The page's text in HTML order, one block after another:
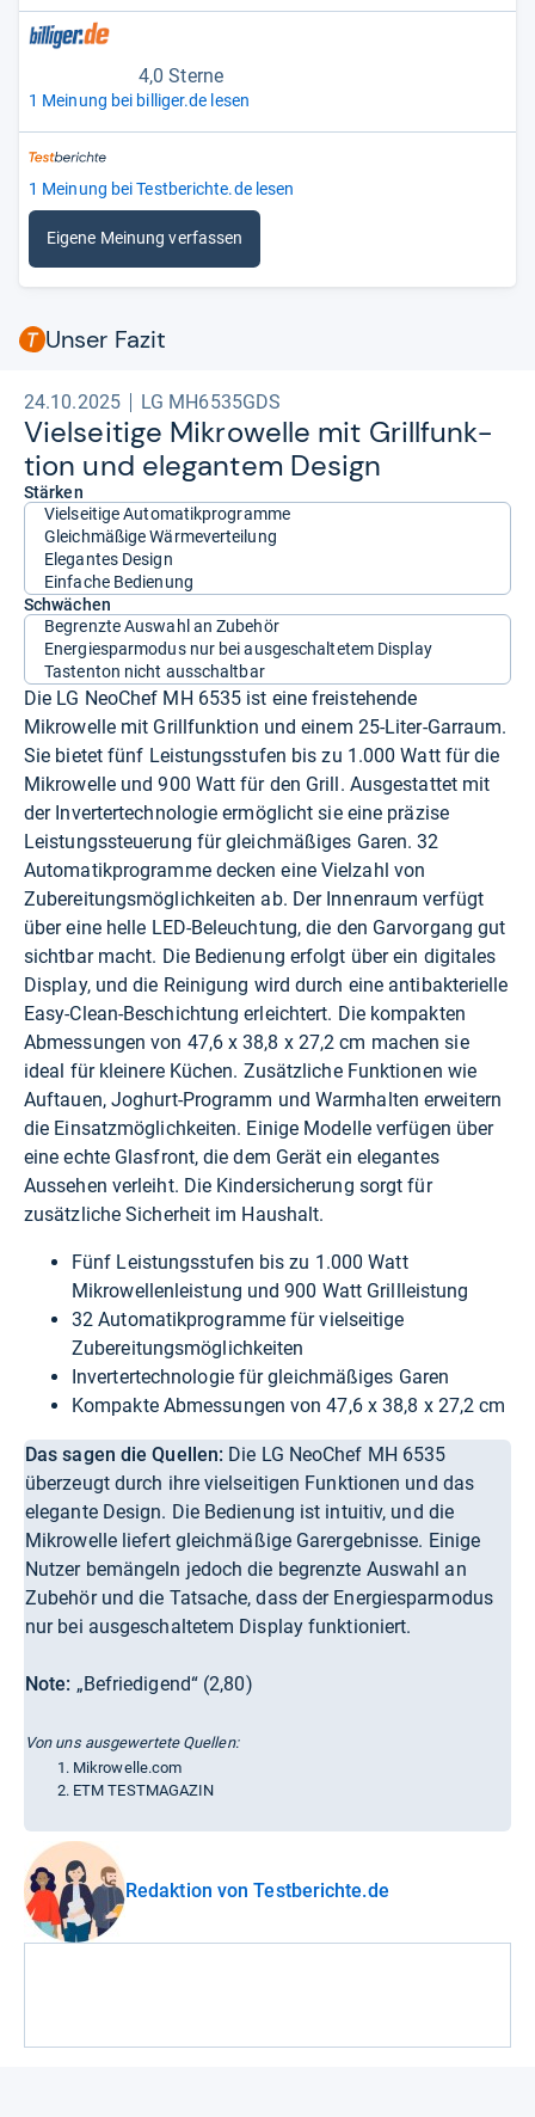
4,0 Sterne
1 Meinung bei billiger.de lesen
1 Meinung bei Testberichte.de lesen
Eigene Meinung verfassen
Unser Fazit
24.10.2025 LG MH6535GDS
Viel­sei­tige Mikro­welle mit Grill­funk­
tion und ele­gan­tem Design
Stärken
Vielseitige Automatikprogramme
Gleichmäßige Wärmeverteilung
Elegantes Design
Einfache Bedienung
Schwächen
Begrenzte Auswahl an Zubehör
Energiesparmodus nur bei ausgeschaltetem Display
Tastenton nicht ausschaltbar
Die LG NeoChef MH 6535 ist eine freistehende
Mikrowelle mit Grillfunktion und einem 25-Liter-Garraum.
Sie bietet fünf Leistungsstufen bis zu 1.000 Watt für die
Mikrowelle und 900 Watt für den Grill. Ausgestattet mit
der Invertertechnologie ermöglicht sie eine präzise
Leistungssteuerung für gleichmäßiges Garen. 32
Automatikprogramme decken eine Vielzahl von
Zubereitungsmöglichkeiten ab. Der Innenraum verfügt
über eine helle LED-Beleuchtung, die den Garvorgang gut
sichtbar macht. Die Bedienung erfolgt über ein digitales
Display, und die Reinigung wird durch eine antibakterielle
Easy-Clean-Beschichtung erleichtert. Die kompakten
Abmessungen von 47,6 x 38,8 x 27,2 cm machen sie
ideal für kleinere Küchen. Zusätzliche Funktionen wie
Auftauen, Joghurt-Programm und Warmhalten erweitern
die Einsatzmöglichkeiten. Einige Modelle verfügen über
eine echte Glasfront, die dem Gerät ein elegantes
Aussehen verleiht. Die Kindersicherung sorgt für
zusätzliche Sicherheit im Haushalt.
Fünf Leistungsstufen bis zu 1.000 Watt
Mikrowellenleistung und 900 Watt Grillleistung
32 Automatikprogramme für vielseitige
Zubereitungsmöglichkeiten
Invertertechnologie für gleichmäßiges Garen
Kompakte Abmessungen von 47,6 x 38,8 x 27,2 cm
Das sagen die Quellen: Die LG NeoChef MH 6535
überzeugt durch ihre vielseitigen Funktionen und das
elegante Design. Die Bedienung ist intuitiv, und die
Mikrowelle liefert gleichmäßige Garergebnisse. Einige
Nutzer bemängeln jedoch die begrenzte Auswahl an
Zubehör und die Tatsache, dass der Energiesparmodus
nur bei ausgeschaltetem Display funktioniert.
Note: „Befriedigend“ (2,80)
Von uns ausgewertete Quellen:
Mikrowelle.com
ETM TESTMAGAZIN
Redaktion von Testberichte.de